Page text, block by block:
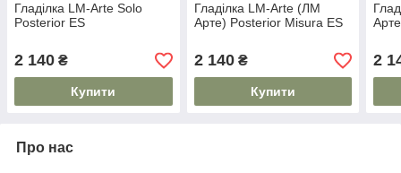
Гладілка LM-Arte Solo
Posterior ES
2 140 ₴
Купити
Гладілка LM-Arte (ЛМ
Арте) Posterior Misura ES
2 140₴
Купити
2
Про нас